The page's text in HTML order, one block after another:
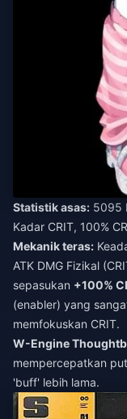
Statistik asas: 5095
Kadar CRIT, 100%
Mekanik teras:
ATK DMG Fizikal
sepasukan +100%
(enabler) yang
memfokuskan CRIT.
W-Engine
mempercepatkan
'buff' lebih lama.